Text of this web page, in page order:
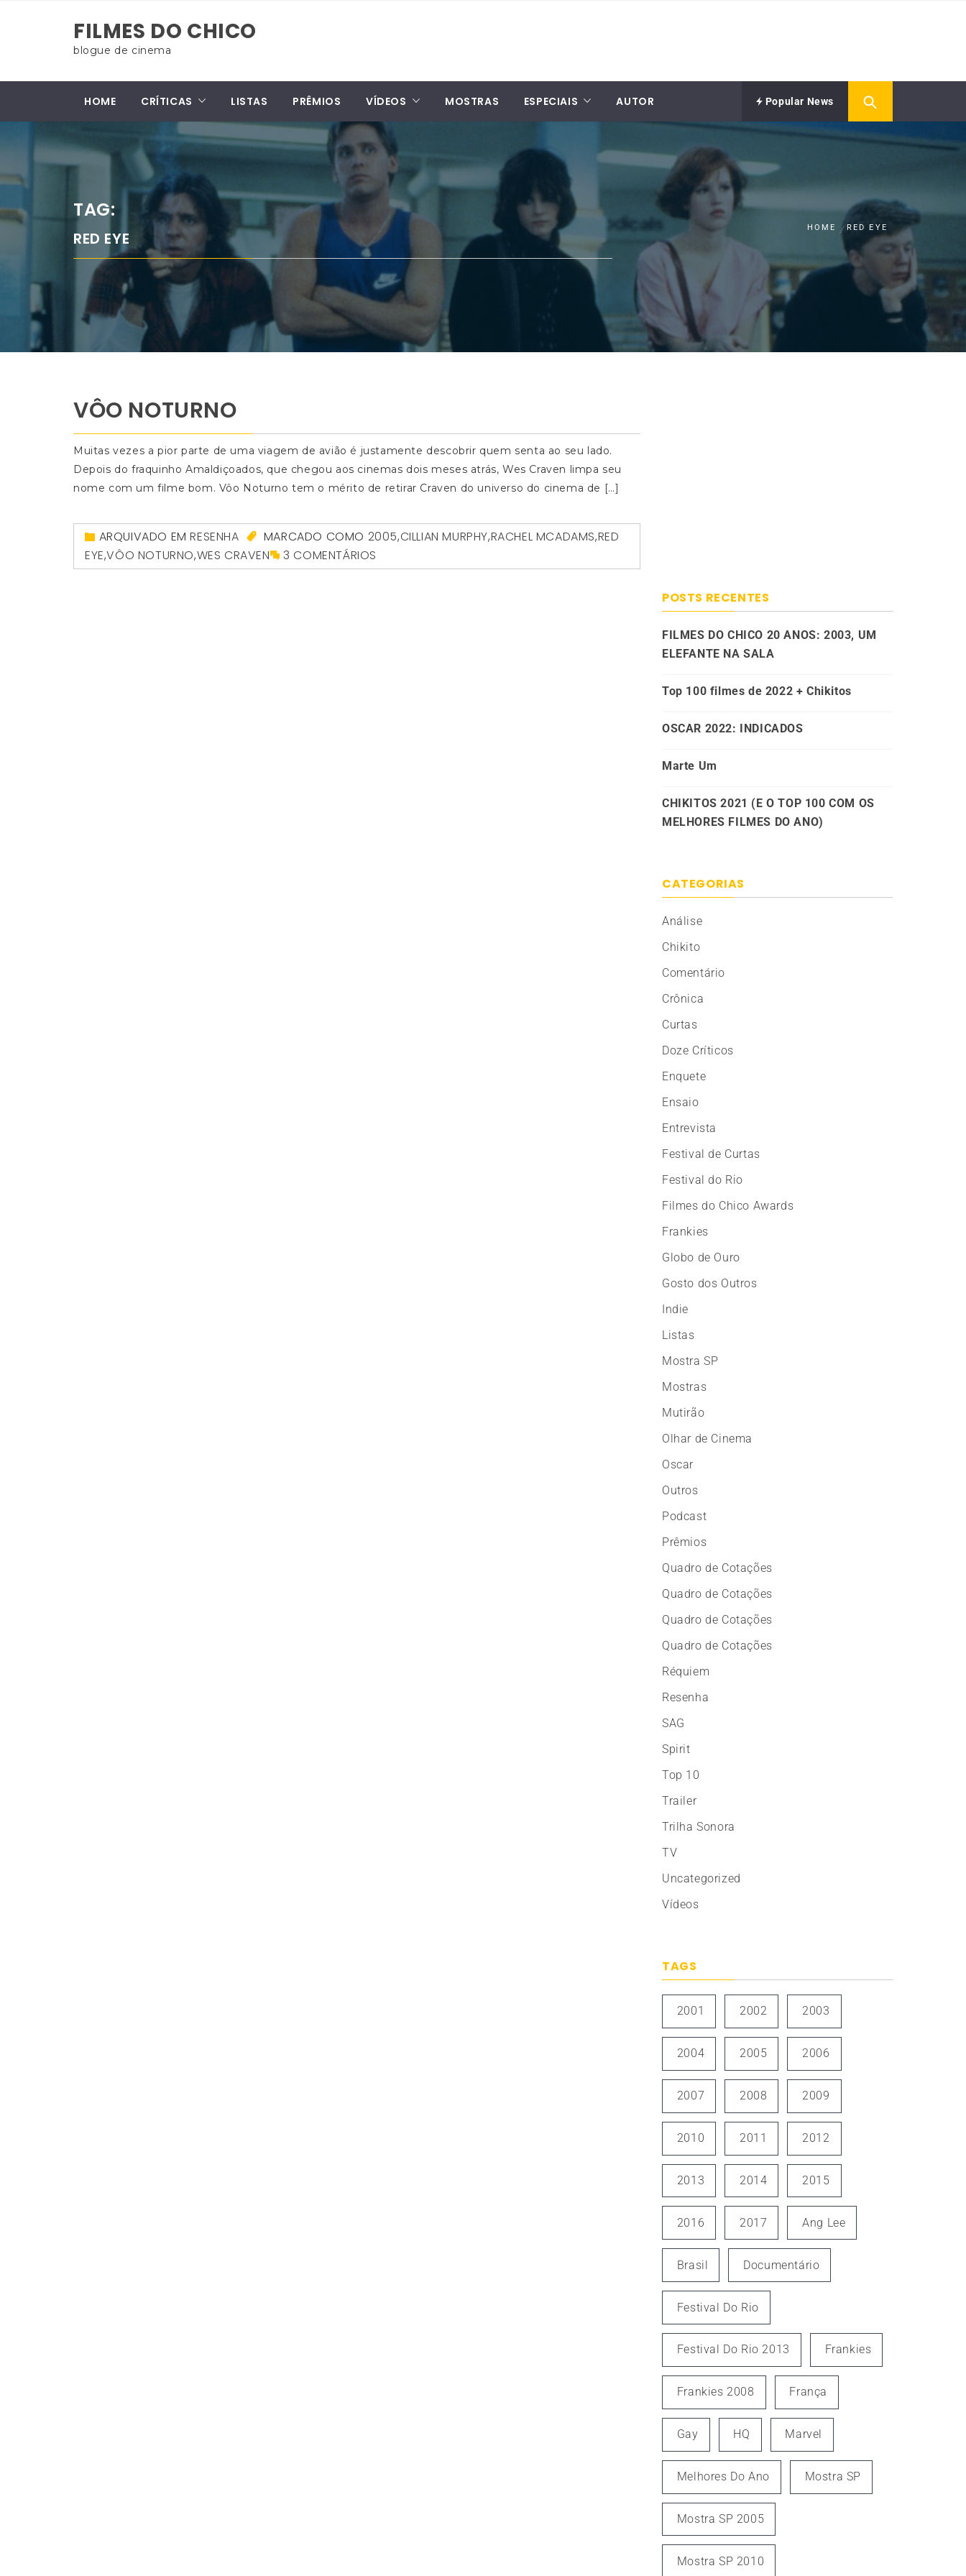
FILMES DO CHICO
blogue de cinema
HOME CRÍTICAS LISTAS PRÊMIOS VÍDEOS MOSTRAS ESPECIAIS AUTOR Popular News
TAG:
RED EYE
HOME RED EYE
VÔO NOTURNO
Muitas vezes a pior parte de uma viagem de avião é justamente descobrir quem senta ao seu lado.
Depois do fraquinho Amaldiçoados, que chegou aos cinemas dois meses atrás, Wes Craven limpa seu
nome com um filme bom. Vôo Noturno tem o mérito de retirar Craven do universo do cinema de […]
ARQUIVADO EMRESENHA MARCADO COMO 2005,CILLIAN MURPHY,RACHEL MCADAMS,RED
EYE,VÔO NOTURNO,WES CRAVEN 3 COMENTÁRIOS
POSTS RECENTES
FILMES DO CHICO 20 ANOS: 2003, UM
ELEFANTE NA SALA
Top 100 filmes de 2022 + Chikitos
OSCAR 2022: INDICADOS
Marte Um
CHIKITOS 2021 (E O TOP 100 COM OS
MELHORES FILMES DO ANO)
CATEGORIAS
Análise
Chikito
Comentário
Crônica
Curtas
Doze Críticos
Enquete
Ensaio
Entrevista
Festival de Curtas
Festival do Rio
Filmes do Chico Awards
Frankies
Globo de Ouro
Gosto dos Outros
Indie
Listas
Mostra SP
Mostras
Mutirão
Olhar de Cinema
Oscar
Outros
Podcast
Prêmios
Quadro de Cotações
Quadro de Cotações
Quadro de Cotações
Quadro de Cotações
Réquiem
Resenha
SAG
Spirit
Top 10
Trailer
Trilha Sonora
TV
Uncategorized
Vídeos
TAGS
2001 2002 2003
2004 2005 2006
2007 2008 2009
2010 2011 2012
2013 2014 2015
2016 2017 Ang Lee
Brasil Documentário
Festival Do Rio
Festival Do Rio 2013 Frankies
Frankies 2008 França
Gay HQ Marvel
Melhores Do Ano Mostra SP
Mostra SP 2005
Mostra SP 2010